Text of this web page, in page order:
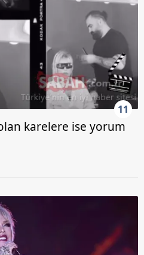
Çerezlere ilişkin detaylı bilgi
Çerez Bilgilendirme
Korunması Kanunu uyarınca
okumak ve sitemizde
kullanılan çerezlerle ilgili bilgi
11
karelere ise yorum